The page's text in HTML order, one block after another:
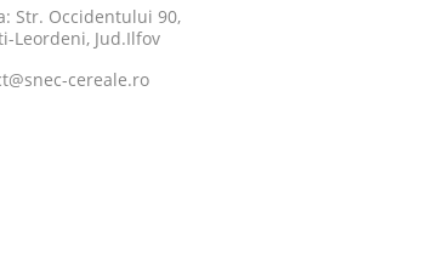
Str. Occidentului 90,
Leordeni, Jud.Ilfov
cereale.ro